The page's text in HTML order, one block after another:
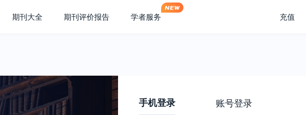
期刊大全 期刊评价报告 学者服务 充值
手机登录 账号登录